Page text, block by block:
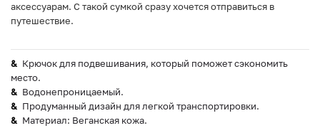
аксессуарам. С такой сумкой сразу хочется отправиться в
путешествие.
Крючок для подвешивания, который поможет сэкономить
место.
Водонепроницаемый.
Продуманный дизайн для легкой транспортировки.
Материал: Веганская кожа.